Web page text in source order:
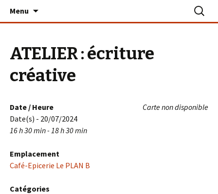
Le PLAN B – La Turballe
Menu
ATELIER : écriture
créative
Carte non disponible
Date / Heure
Date(s) - 20/07/2024
16 h 30 min - 18 h 30 min
Emplacement
Café-Epicerie Le PLAN B
Catégories